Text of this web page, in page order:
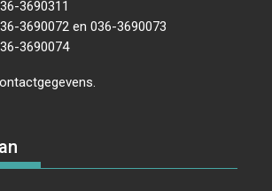
3690311
3690072 en 036-3690073
3690074